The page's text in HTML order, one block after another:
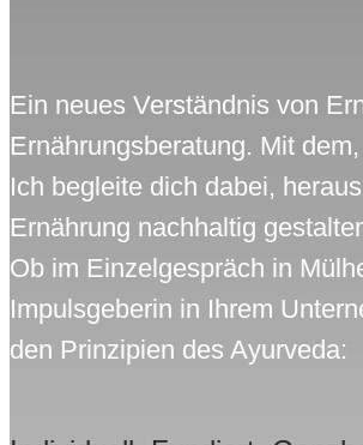
Ein neues Verständnis von
Ernährungsberatung. Mit
Ich begleite dich dabei,
Ernährung nachhaltig
Ob im Einzelgespräch in
Impulsgeberin in Ihrem
den Prinzipien des Ayurveda: